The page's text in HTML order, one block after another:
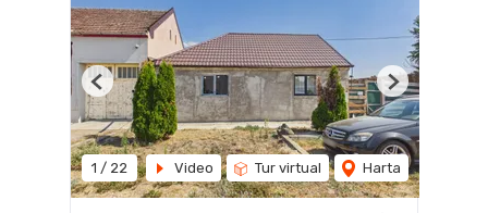
1 / 22 Video Tur virtual Harta
Previous Next